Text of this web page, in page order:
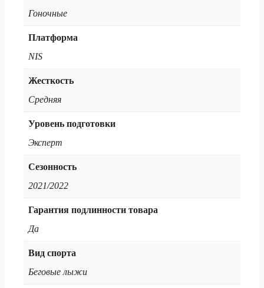
Гоночные
Платформа
NIS
Жесткость
Средняя
Уровень подготовки
Эксперт
Сезонность
2021/2022
Гарантия подлинности товара
Да
Вид спорта
Беговые лыжи